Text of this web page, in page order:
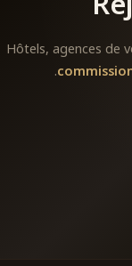
Hôtels, agences de